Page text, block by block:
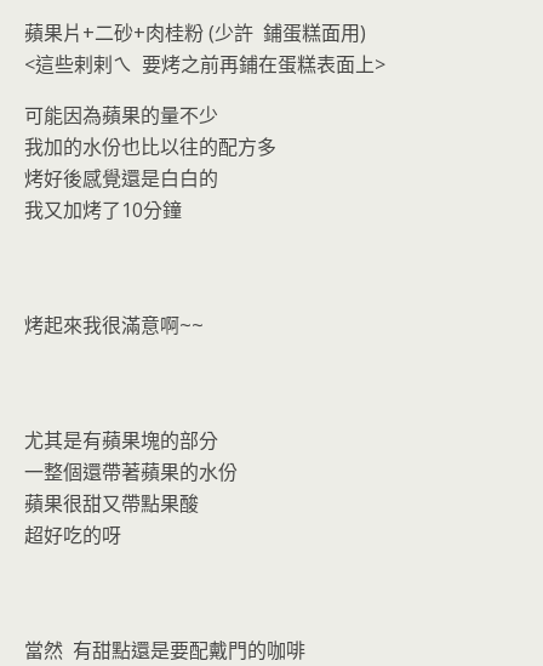
蘋果片+二砂+肉桂粉 (少許 鋪蛋糕面用)
<這些剌剌ㄟ 要烤之前再鋪在蛋糕表面上>
可能因為蘋果的量不少
我加的水份也比以往的配方多
烤好後感覺還是白白的
我又加烤了10分鐘
烤起來我很滿意啊~~
尤其是有蘋果塊的部分
一整個還帶著蘋果的水份
蘋果很甜又帶點果酸
超好吃的呀
當然 有甜點還是要配戴門的咖啡